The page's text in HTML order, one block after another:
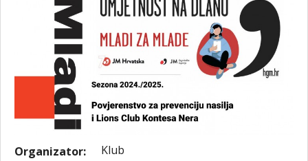
Organizator: Klub